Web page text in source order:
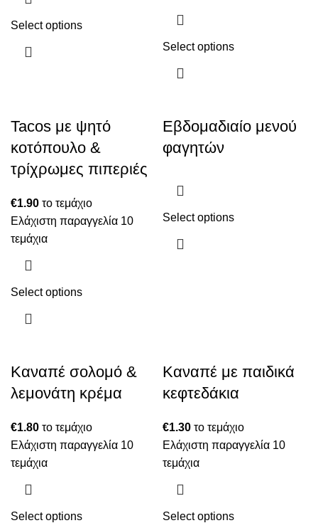
Select options
Select options
Tacos με ψητό
κοτόπουλο &
τρίχρωμες πιπεριές
€1.90 το τεμάχιο
Ελάχιστη παραγγελία 10
τεμάχια
Select options
Εβδομαδιαίο μενού
φαγητών
Select options
Καναπέ σολομό &
λεμονάτη κρέμα
€1.80 το τεμάχιο
Ελάχιστη παραγγελία 10
τεμάχια
Select options
Καναπέ με παιδικά
κεφτεδάκια
€1.30 το τεμάχιο
Ελάχιστη παραγγελία 10
τεμάχια
Select options